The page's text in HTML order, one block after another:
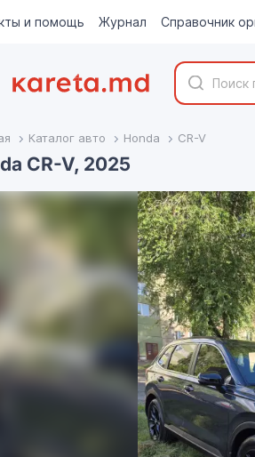
и помощь Журнал Справочник
Каталог авто Honda CR-V
CR-V, 2025